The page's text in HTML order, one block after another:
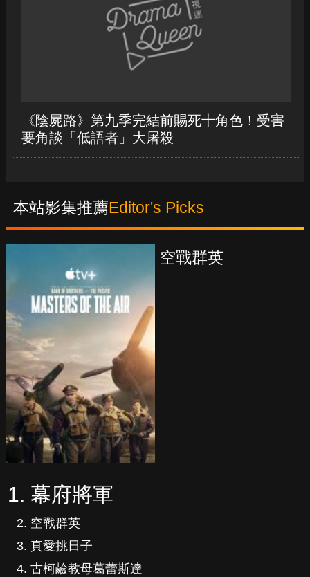
位角色退出真相大公開
《陰屍路》第九季完結前賜死十角色！受害
要角談「低語者」大屠殺
本站影集推薦Editor's Picks